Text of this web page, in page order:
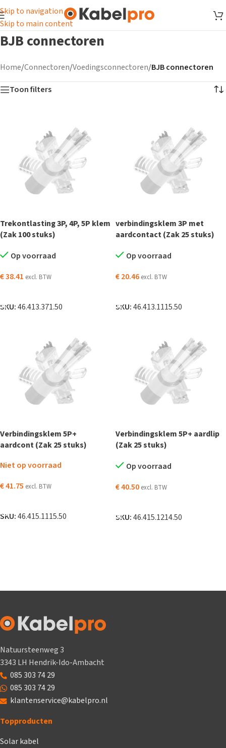
Skip to navigation
Skip to main content
BJB connectoren
Home/Connectoren/Voedingsconnectoren/BJB connectoren
Toon filters
Trekontlasting 3P, 4P, 5P klem
(Zak 100 stuks)
Op voorraad
€38.41 excl. BTW
SKU:46.413.371.50
verbindingsklem 3P met
aardcontact (Zak 25 stuks)
Op voorraad
€20.46 excl. BTW
SKU:46.413.1115.50
Verbindingsklem 5P+
aardcont (Zak 25 stuks)
Niet op voorraad
€41.75 excl. BTW
SKU:46.415.1115.50
Verbindingsklem 5P+ aardlip
(Zak 25 stuks)
Op voorraad
€40.50 excl. BTW
SKU:46.415.1214.50
Natuursteenweg 3
3343 LH Hendrik-Ido-Ambacht
085 303 74 29
085 303 74 29
klantenservice@kabelpro.nl
Topproducten
Solar kabel